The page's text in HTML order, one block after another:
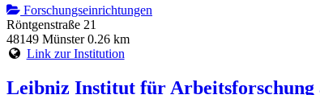
Forschungseinrichtungen
Röntgenstraße 21
48149 Münster 0.26 km
Link zur Institution
Leibniz Institut für